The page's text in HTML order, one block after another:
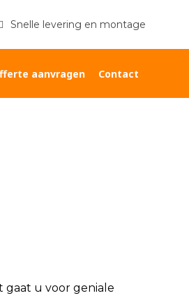
Snelle levering en montage
aanvragen Contact
gaat u voor geniale